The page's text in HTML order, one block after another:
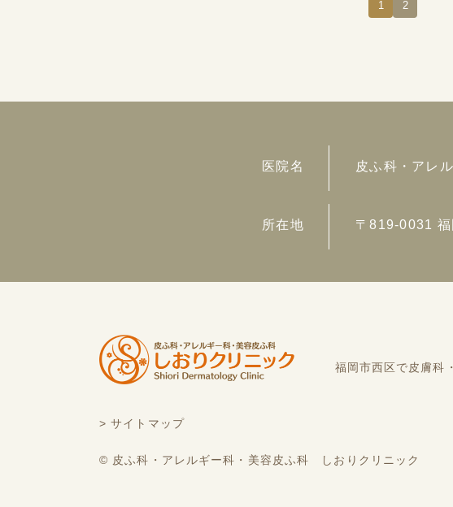
1 2
医院名 皮ふ科・アレ
所在地 〒819-0031
福岡市西区で皮膚科
> サイトマップ
©︎ 皮ふ科・アレルギー科・美容皮ふ科 しおりクリニック